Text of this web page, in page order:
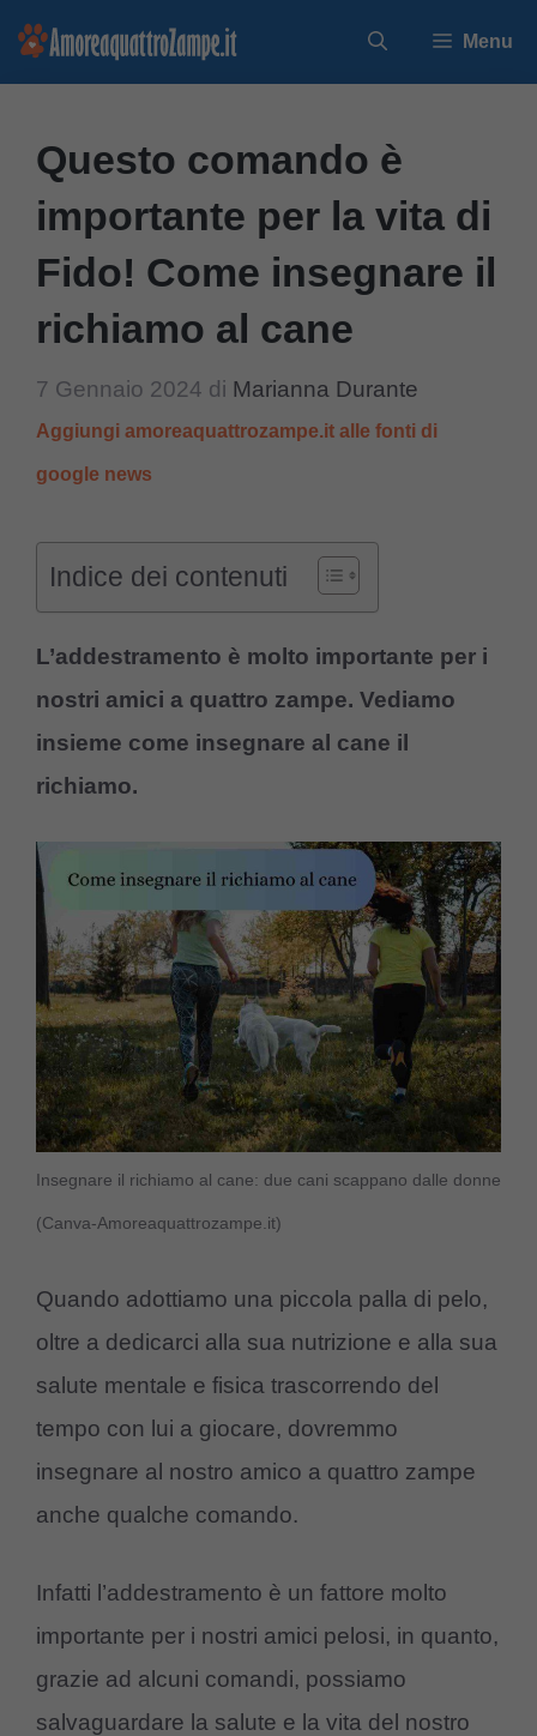
Vai
Menu
Questo comando è
importante per la vita di
Fido! Come insegnare il
richiamo al cane
7 Gennaio 2024 di Marianna Durante
Aggiungi amoreaquattrozampe.it alle fonti di
google news
Indice dei contenuti
L’addestramento è molto importante per i
nostri amici a quattro zampe. Vediamo
insieme come insegnare al cane il
richiamo.
Insegnare il richiamo al cane: due cani scappano dalle donne
(Canva-Amoreaquattrozampe.it)
Quando adottiamo una piccola palla di pelo,
oltre a dedicarci alla sua nutrizione e alla sua
salute mentale e fisica trascorrendo del
tempo con lui a giocare, dovremmo
insegnare al nostro amico a quattro zampe
anche qualche comando.
Infatti l’addestramento è un fattore molto
importante per i nostri amici pelosi, in quanto,
grazie ad alcuni comandi, possiamo
salvaguardare la salute e la vita del nostro